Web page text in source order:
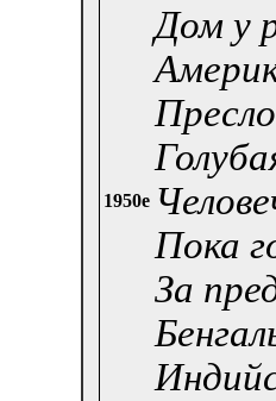
1950е
Дом у
Пока
За